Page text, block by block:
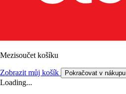
Mezisoučet košíku
Zobrazit můj košík Pokračovat v nákupu
Loading...